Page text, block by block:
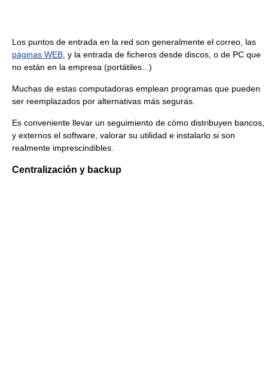
Los puntos de entrada en la red son generalmente el correo, las
páginas WEB , y la entrada de ficheros desde discos, o de PC que
no están en la empresa (portátiles...)
Muchas de estas computadoras emplean programas que pueden
ser reemplazados por alternativas más seguras.
Es conveniente llevar un seguimiento de cómo distribuyen bancos,
y externos el software, valorar su utilidad e instalarlo si son
realmente imprescindibles.
Centralización y backup